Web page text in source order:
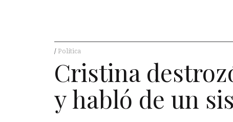
Política
Cristina
y habló de un